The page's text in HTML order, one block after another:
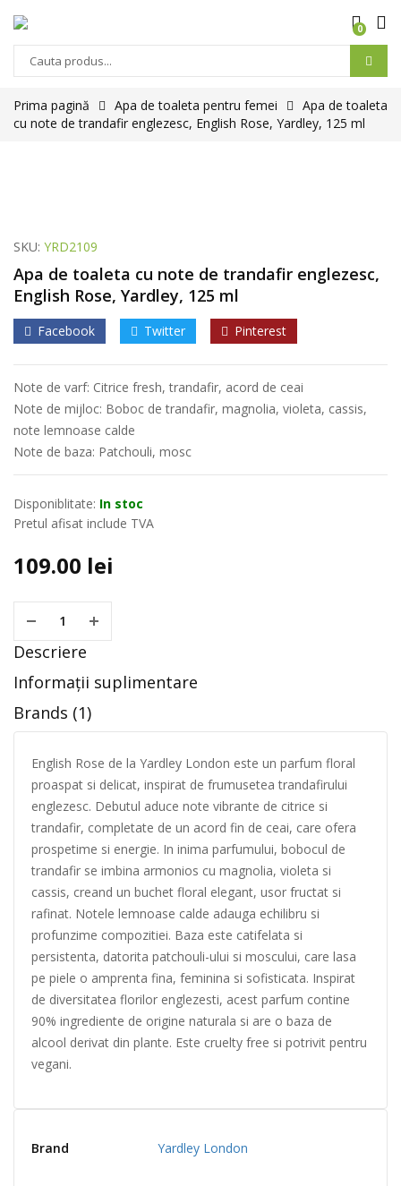
0
Prima pagină Apa de toaleta pentru femei
Apa de toaleta
cu note de trandafir englezesc, English Rose, Yardley, 125 ml
SKU: YRD2109
Apa de toaleta cu note de trandafir englezesc,
English Rose, Yardley, 125 ml
Facebook Twitter Pinterest
Note de varf: Citrice fresh, trandafir, acord de ceai
Note de mijloc: Boboc de trandafir, magnolia, violeta, cassis,
note lemnoase calde
Note de baza: Patchouli, mosc
Disponiblitate: In stoc
Pretul afisat include TVA
109.00 lei
Descriere
Informații suplimentare
Brands (1)
English Rose de la Yardley London este un parfum floral
proaspat si delicat, inspirat de frumusetea trandafirului
englezesc. Debutul aduce note vibrante de citrice si
trandafir, completate de un acord fin de ceai, care ofera
prospetime si energie. In inima parfumului, bobocul de
trandafir se imbina armonios cu magnolia, violeta si
cassis, creand un buchet floral elegant, usor fructat si
rafinat. Notele lemnoase calde adauga echilibru si
profunzime compozitiei. Baza este catifelata si
persistenta, datorita patchouli-ului si moscului, care lasa
pe piele o amprenta fina, feminina si sofisticata. Inspirat
de diversitatea florilor englezesti, acest parfum contine
90% ingrediente de origine naturala si are o baza de
alcool derivat din plante. Este cruelty free si potrivit pentru
vegani.
Brand Yardley London